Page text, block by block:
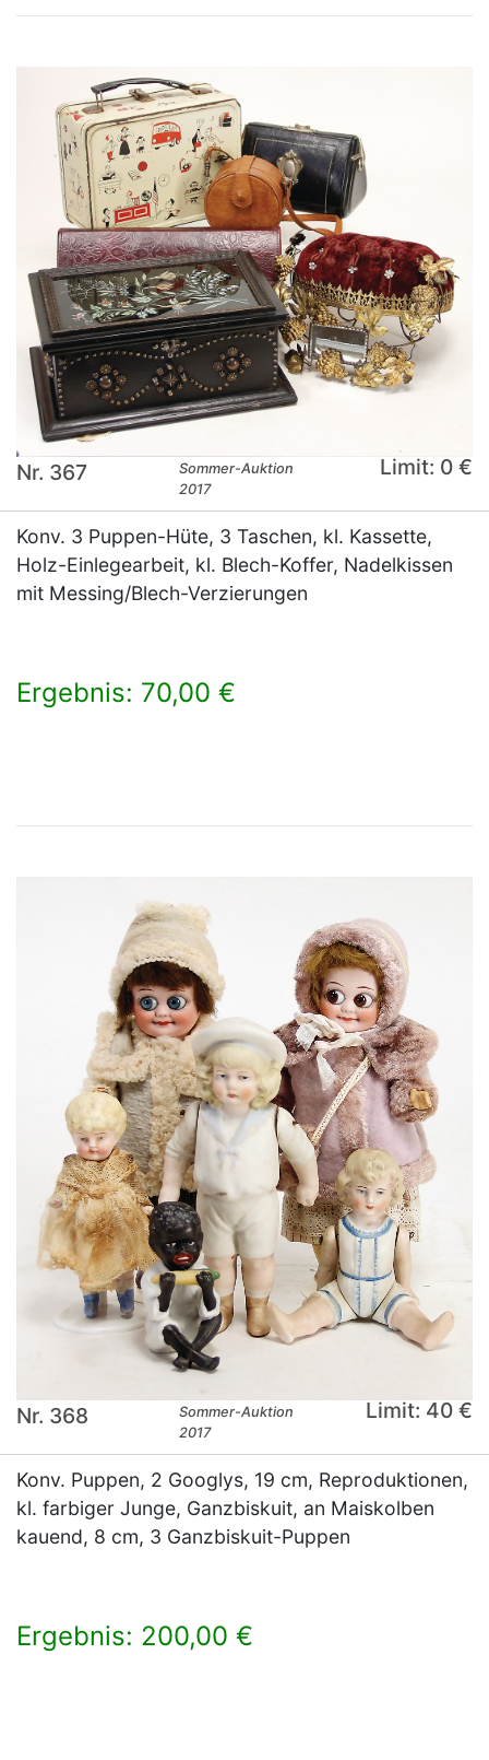
Nr. 367
Sommer-Auktion
2017
Limit: 0 €
Konv. 3 Puppen-Hüte, 3 Taschen, kl. Kassette,
Holz-Einlegearbeit, kl. Blech-Koffer, Nadelkissen
mit Messing/Blech-Verzierungen
Ergebnis: 70,00 €
Nr. 368
Sommer-Auktion
2017
Limit: 40 €
Konv. Puppen, 2 Googlys, 19 cm, Reproduktionen,
kl. farbiger Junge, Ganzbiskuit, an Maiskolben
kauend, 8 cm, 3 Ganzbiskuit-Puppen
Ergebnis: 200,00 €